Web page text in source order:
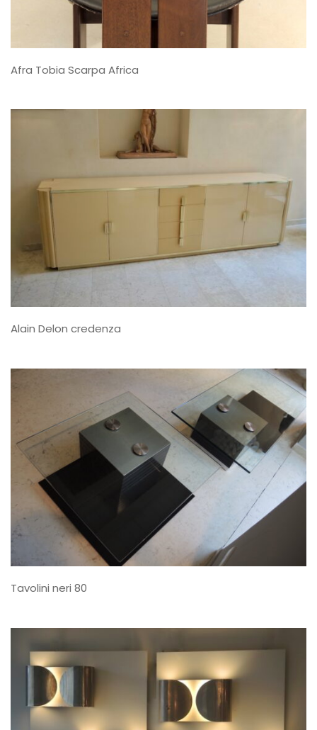
Afra Tobia Scarpa Africa
Alain Delon credenza
Tavolini neri 80